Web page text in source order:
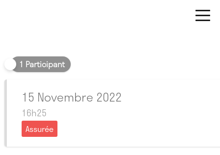
1 Participant
15 Novembre 2022
16h25
Assurée